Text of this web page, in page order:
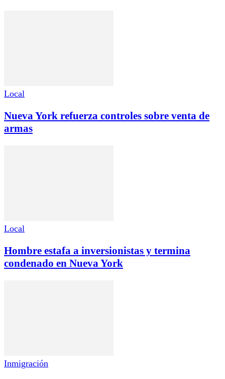
Local
Nueva York refuerza controles sobre venta de
armas
Local
Hombre estafa a inversionistas y termina
condenado en Nueva York
Inmigración